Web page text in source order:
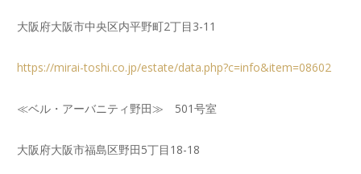
大阪府大阪市中央区内平野町2丁目3-11
https://mirai-toshi.co.jp/estate/data.php?c=info&item=08602
≪ベル・アーバニティ野田≫ 501号室
大阪府大阪市福島区野田5丁目18-18